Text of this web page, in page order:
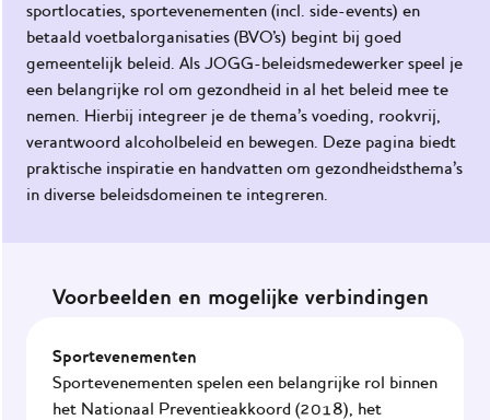
sportlocaties, sportevenementen (incl. side-events) en
betaald voetbalorganisaties (BVO's) begint bij goed
gemeentelijk beleid. Als JOGG-beleidsmedewerker speel je
een belangrijke rol om gezondheid in al het beleid mee te
nemen. Hierbij integreer je de thema’s voeding, rookvrij,
verantwoord alcoholbeleid en bewegen. Deze pagina biedt
praktische inspiratie en handvatten om gezondheidsthema’s
in diverse beleidsdomeinen te integreren.
Voorbeelden en mogelijke verbindingen
Sportevenementen
Sportevenementen spelen een belangrijke rol binnen
het Nationaal Preventieakkoord (2018), het
Home
De
JOGG-
aanpak
KnGG-
gezond
JOGG-
werknet